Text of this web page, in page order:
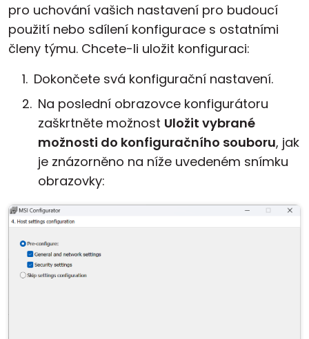
pro uchování vašich nastavení pro budoucí
použití nebo sdílení konfigurace s ostatními
členy týmu. Chcete-li uložit konfiguraci:
Dokončete svá konfigurační nastavení.
Na poslední obrazovce konfigurátoru
zaškrtněte možnost Uložit vybrané
možnosti do konfiguračního souboru, jak
je znázorněno na níže uvedeném snímku
obrazovky: